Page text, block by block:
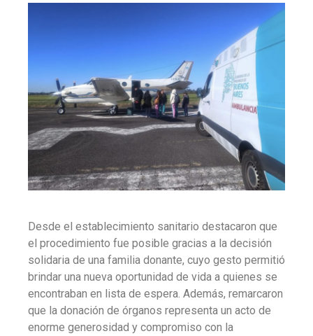
Desde el establecimiento sanitario destacaron que
el procedimiento fue posible gracias a la decisión
solidaria de una familia donante, cuyo gesto permitió
brindar una nueva oportunidad de vida a quienes se
encontraban en lista de espera. Además, remarcaron
que la donación de órganos representa un acto de
enorme generosidad y compromiso con la